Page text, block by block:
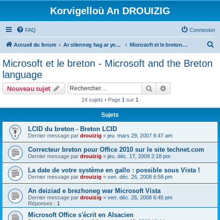
Korvigelloù An DROUIZIG
FAQ Connexion
Accueil du forum Ar stlenneg hag ar yezhoù bihan er bed a-bezh Microsoft et le breton - Microsoft and the Breton language
Microsoft et le breton - Microsoft and the Breton
language
Nouveau sujet Rechercher
24 sujets • Page 1 sur 1
Sujets
LCID du breton - Breton LCID
Dernier message par drouizig « jeu. mars 29, 2007 8:47 am
Correcteur breton pour Office 2010 sur le site technet.com
Dernier message par drouizig « jeu. déc. 17, 2009 2:18 pm
La date de votre système en gallo : possible sous Vista !
Dernier message par drouizig « ven. déc. 26, 2008 6:58 pm
An deiziad e brezhoneg war Microsoft Vista
Dernier message par drouizig « ven. déc. 26, 2008 6:45 pm
Réponses : 1
Microsoft Office s'écrit en Alsacien